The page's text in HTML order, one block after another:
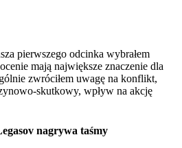
pierwszego odcinka wybrałem
mają największe znaczenie dla
zwróciłem uwagę na konflikt,
skutkowy, wpływ na akcję
nagrywa taśmy